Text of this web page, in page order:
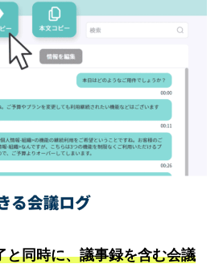
と同時に、議事録を含む会議